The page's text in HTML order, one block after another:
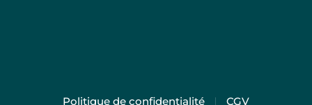
Politique de confidentialité CGV